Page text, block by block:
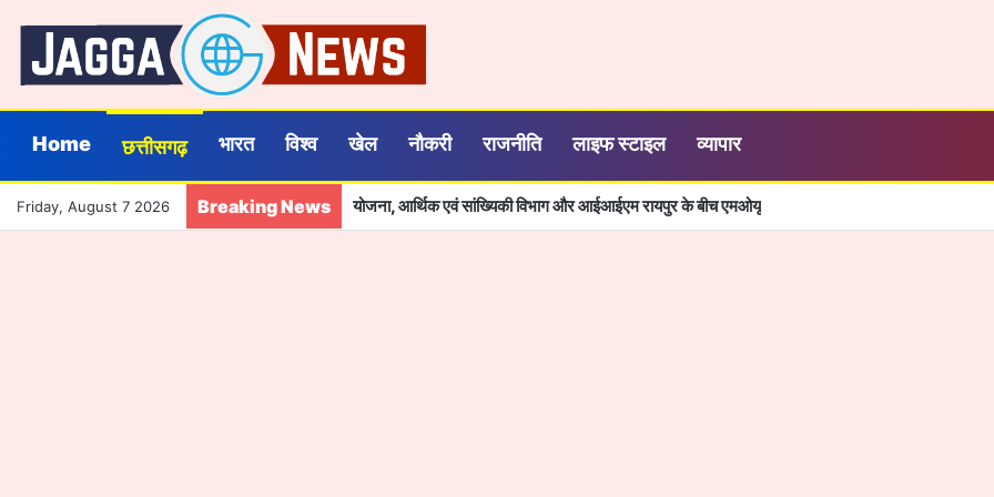
Home छत्तीसगढ़ भारत विश्व खेल नौकरी राजनीति लाइफ स्टाइल व्यापार
Friday, August 7 2026 Breaking News योजना, आर्थिक एवं सांख्यिकी विभाग और आईआईएम रायपुर के बीच एमओयू